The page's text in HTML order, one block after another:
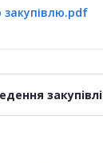
закупівлю.pdf
закупівлі